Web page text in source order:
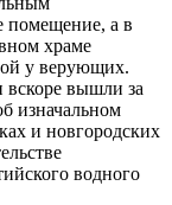
помещение, а в
храме
у верующих.
вскоре вышли за
изначальном
и новгородских
водного